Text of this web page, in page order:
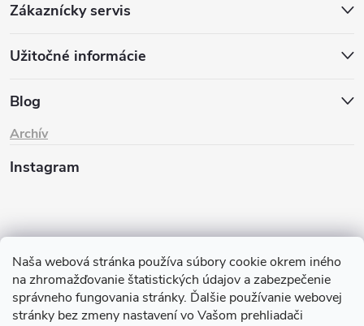
Naša webová stránka používa súbory cookie okrem iného
na zhromažďovanie štatistických údajov a zabezpečenie
správneho fungovania stránky. Ďalšie používanie webovej
stránky bez zmeny nastavení vo Vašom prehliadači
Zákaznícky servis
Užitočné informácie
Blog
Archív
Instagram